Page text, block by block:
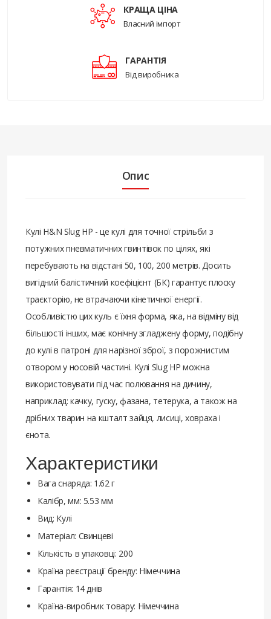
КРАЩА ЦІНА
Власний імпорт
ГАРАНТІЯ
Від виробника
Опис
Кулі H&N Slug HP - це кулі для точної стрільби з
потужних пневматичних гвинтівок по цілях, які
перебувають на відстані 50, 100, 200 метрів. Досить
вигідний балістичний коефіцієнт (БК) гарантує плоску
траєкторію, не втрачаючи кінетичної енергії.
Особливістю цих куль є їхня форма, яка, на відміну від
більшості інших, має конічну згладжену форму, подібну
до кулі в патроні для нарізної зброї, з порожнистим
отвором у носовій частині. Кулі Slug HP можна
використовувати під час полювання на дичину,
наприклад: качку, гуску, фазана, тетерука, а також на
дрібних тварин на кшталт зайця, лисиці, ховраха і
єнота.
Характеристики
Вага снаряда: 1.62 г
Калібр, мм: 5.53 мм
Вид: Кулі
Матеріал: Свинцеві
Кількість в упаковці: 200
Країна реєстрації бренду: Німеччина
Гарантія: 14 днів
Країна-виробник товару: Німеччина